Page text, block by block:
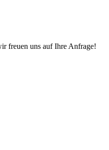
freuen uns auf Ihre Anfrage!